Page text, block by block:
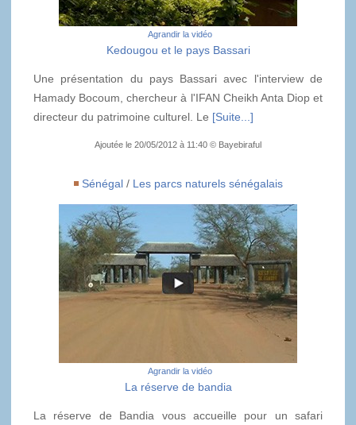
Agrandir la vidéo
Kedougou et le pays Bassari
Une présentation du pays Bassari avec l'interview de
Hamady Bocoum, chercheur à l'IFAN Cheikh Anta Diop et
directeur du patrimoine culturel. Le [Suite...]
Ajoutée le 20/05/2012 à 11:40 © Bayebiraful
Sénégal/ Les parcs naturels sénégalais
Agrandir la vidéo
La réserve de bandia
La réserve de Bandia vous accueille pour un safari